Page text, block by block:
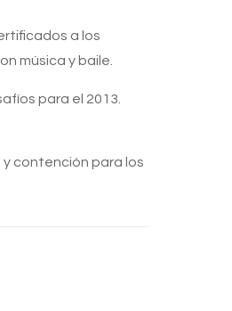
a los
música y baile.
para el 2013.
contención para los